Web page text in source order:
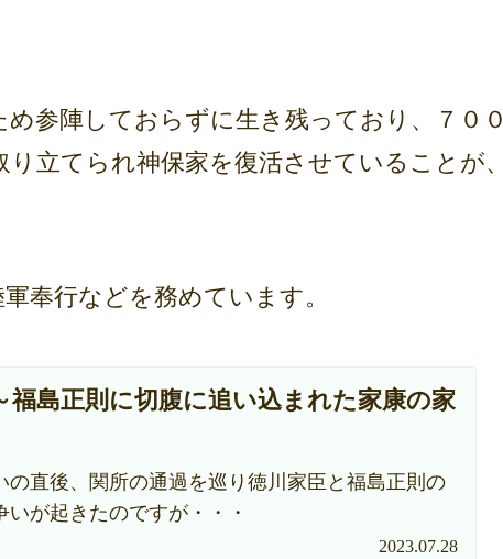
参陣しておらずに生き残っており、７００
立てられ神保家を復活させていることが、
奉行などを務めています。
福島正則に切腹に追い込まれた家康の家
の直後、関所の通過を巡り徳川家臣と福島正則の
いが起きたのですが・・・
2023.07.28